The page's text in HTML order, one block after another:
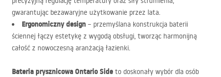
gwarantując bezawaryjne użytkowanie przez lata.
Ergonomiczny design – przemyślana konstrukcja baterii
ściennej łączy estetykę z wygodą obsługi, tworząc harmonijną
całość z nowoczesną aranżacją łazienki.
Bateria prysznicowa Ontario Side to doskonały wybór dla osób